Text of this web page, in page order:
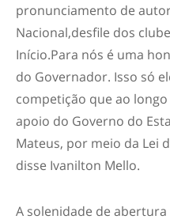
pronunciamento de
Nacional,desfile dos
Início.Para nós é uma
do Governador. Isso só
competição que ao
apoio do Governo do
Mateus, por meio da Lei
disse Ivanilton Mello.
A solenidade de